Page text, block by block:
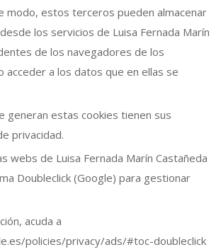
modo, estos terceros pueden almacenar
los servicios de Luisa Fernada Marín
de los navegadores de los
acceder a los datos que en ellas se
generan estas cookies tienen sus
privacidad.
webs de Luisa Fernada Marín Castañeda
Doubleclick (Google) para gestionar
acuda a
policies/privacy/ads/#toc-doubleclick